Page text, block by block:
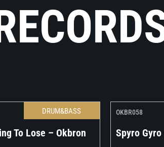
DRUM&BASS
To Lose – Okbron
OKBR058
Spyro